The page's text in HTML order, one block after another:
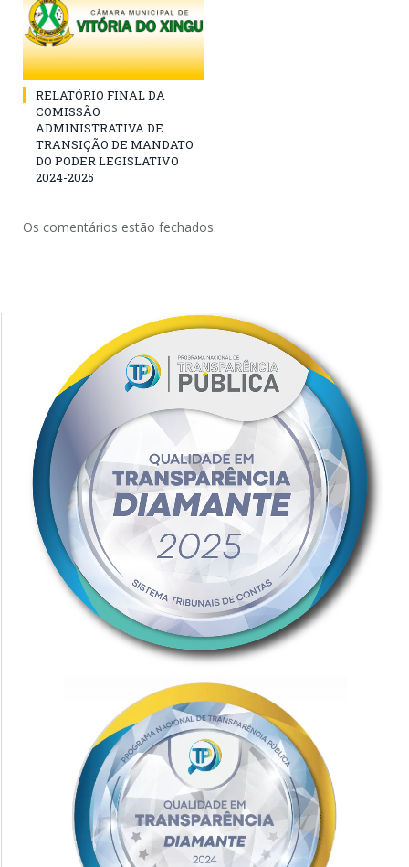
RELATÓRIO FINAL DA
COMISSÃO
ADMINISTRATIVA DE
TRANSIÇÃO DE MANDATO
DO PODER LEGISLATIVO
2024-2025
Os comentários estão fechados.